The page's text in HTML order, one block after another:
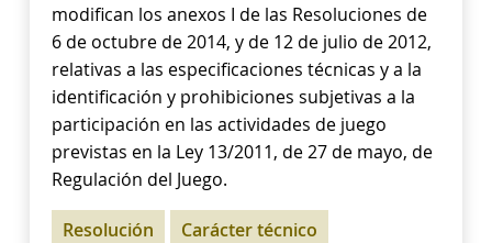
modifican los anexos I de las Resoluciones de
6 de octubre de 2014, y de 12 de julio de 2012,
relativas a las especificaciones técnicas y a la
identificación y prohibiciones subjetivas a la
participación en las actividades de juego
previstas en la Ley 13/2011, de 27 de mayo, de
Regulación del Juego.
Resolución Carácter técnico